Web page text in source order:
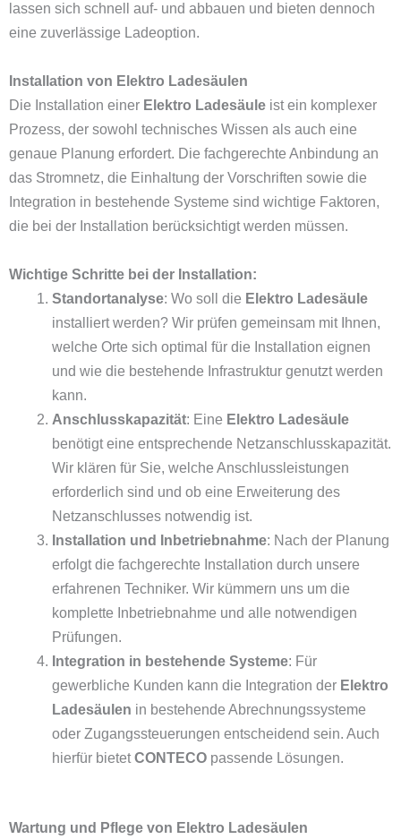
lassen sich schnell auf- und abbauen und bieten dennoch
eine zuverlässige Ladeoption.
Installation von Elektro Ladesäulen
Die Installation einer Elektro Ladesäule ist ein komplexer
Prozess, der sowohl technisches Wissen als auch eine
genaue Planung erfordert. Die fachgerechte Anbindung an
das Stromnetz, die Einhaltung der Vorschriften sowie die
Integration in bestehende Systeme sind wichtige Faktoren,
die bei der Installation berücksichtigt werden müssen.
Wichtige Schritte bei der Installation:
Standortanalyse: Wo soll die Elektro Ladesäule
installiert werden? Wir prüfen gemeinsam mit Ihnen,
welche Orte sich optimal für die Installation eignen
und wie die bestehende Infrastruktur genutzt werden
kann.
Anschlusskapazität: Eine Elektro Ladesäule
benötigt eine entsprechende Netzanschlusskapazität.
Wir klären für Sie, welche Anschlussleistungen
erforderlich sind und ob eine Erweiterung des
Netzanschlusses notwendig ist.
Installation und Inbetriebnahme: Nach der Planung
erfolgt die fachgerechte Installation durch unsere
erfahrenen Techniker. Wir kümmern uns um die
komplette Inbetriebnahme und alle notwendigen
Prüfungen.
Integration in bestehende Systeme: Für
gewerbliche Kunden kann die Integration der Elektro
Ladesäulen in bestehende Abrechnungssysteme
oder Zugangssteuerungen entscheidend sein. Auch
hierfür bietetCONTECO passende Lösungen.
Wartung und Pflege von Elektro Ladesäulen